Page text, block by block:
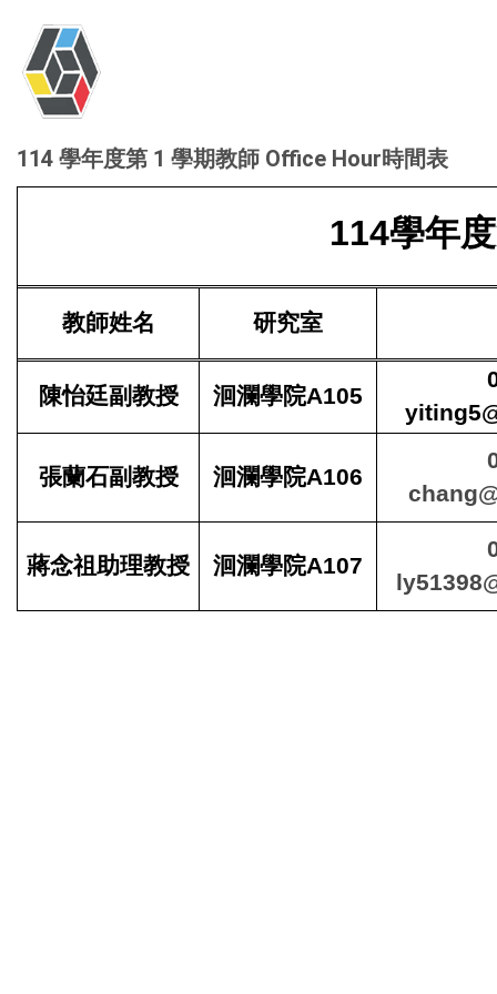
114 學年度第 1 學期教師 Office Hour時間表
114學年
教師姓名 研究室
陳怡廷副教授 洄瀾學院A105
張蘭石副教授 洄瀾學院A106
蔣念祖助理教授 洄瀾學院A107